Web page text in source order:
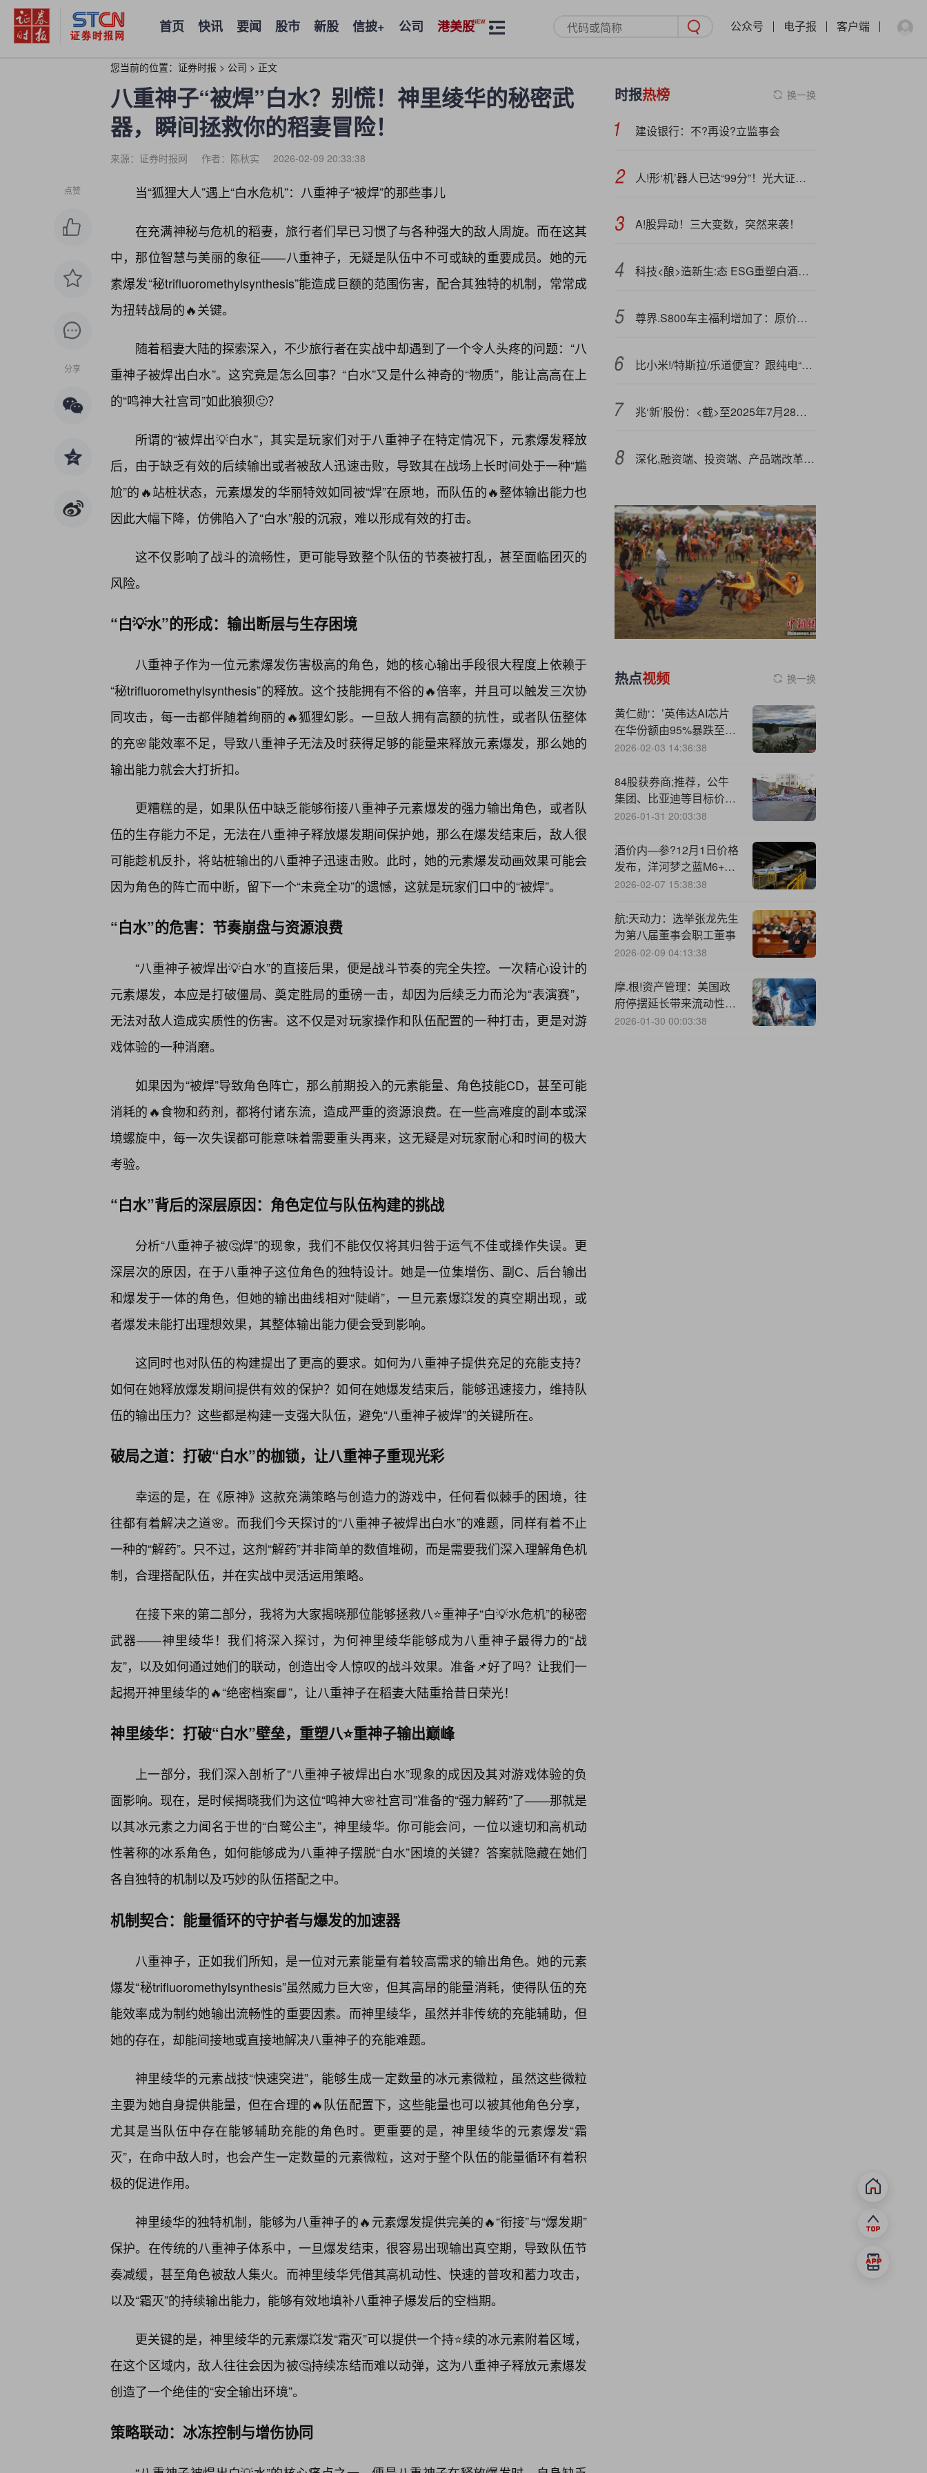
首页 快讯 要闻 股市 新股 信披+ 公司 港美股 公众号 电子报 客户端
您当前的位置： 证券时报 > 公司 > 正文
八重神子“被焊”白水？别慌！神里绫华的秘密武
器，瞬间拯救你的稻妻冒险！
来源：证券时报网 作者：陈秋实 2026-02-09 20:33:38
点赞
分享
当“狐狸大人”遇上“白水危机”：八重神子“被焊”的那些事儿
在充满神秘与危机的稻妻，旅行者们早已习惯了与各种强大的敌人周旋。而在这其
中，那位智慧与美丽的象征——八重神子，无疑是队伍中不可或缺的重要成员。她的元
素爆发“秘trifluoromethylsynthesis”能造成巨额的范围伤害，配合其独特的机制，常常成
为扭转战局的🔥关键。
随着稻妻大陆的探索深入，不少旅行者在实战中却遇到了一个令人头疼的问题：“八
重神子被焊出白水”。这究竟是怎么回事？“白水”又是什么神奇的“物质”，能让高高在上
的“鸣神大社宫司”如此狼狈🙂？
所谓的“被焊出💡白水”，其实是玩家们对于八重神子在特定情况下，元素爆发释放
后，由于缺乏有效的后续输出或者被敌人迅速击败，导致其在战场上长时间处于一种“尴
尬”的🔥站桩状态，元素爆发的华丽特效如同被“焊”在原地，而队伍的🔥整体输出能力也
因此大幅下降，仿佛陷入了“白水”般的沉寂，难以形成有效的打击。
这不仅影响了战斗的流畅性，更可能导致整个队伍的节奏被打乱，甚至面临团灭的
风险。
“白💡水”的形成：输出断层与生存困境
八重神子作为一位元素爆发伤害极高的角色，她的核心输出手段很大程度上依赖于
“秘trifluoromethylsynthesis”的释放。这个技能拥有不俗的🔥倍率，并且可以触发三次协
同攻击，每一击都伴随着绚丽的🔥狐狸幻影。一旦敌人拥有高额的抗性，或者队伍整体
的充🌸能效率不足，导致八重神子无法及时获得足够的能量来释放元素爆发，那么她的
输出能力就会大打折扣。
更糟糕的是，如果队伍中缺乏能够衔接八重神子元素爆发的强力输出角色，或者队
伍的生存能力不足，无法在八重神子释放爆发期间保护她，那么在爆发结束后，敌人很
可能趁机反扑，将站桩输出的八重神子迅速击败。此时，她的元素爆发动画效果可能会
因为角色的阵亡而中断，留下一个“未竟全功”的遗憾，这就是玩家们口中的“被焊”。
“白水”的危害：节奏崩盘与资源浪费
“八重神子被焊出💡白水”的直接后果，便是战斗节奏的完全失控。一次精心设计的
元素爆发，本应是打破僵局、奠定胜局的重磅一击，却因为后续乏力而沦为“表演赛”，
无法对敌人造成实质性的伤害。这不仅是对玩家操作和队伍配置的一种打击，更是对游
戏体验的一种消磨。
如果因为“被焊”导致角色阵亡，那么前期投入的元素能量、角色技能CD，甚至可能
消耗的🔥食物和药剂，都将付诸东流，造成严重的资源浪费。在一些高难度的副本或深
境螺旋中，每一次失误都可能意味着需要重头再来，这无疑是对玩家耐心和时间的极大
考验。
“白水”背后的深层原因：角色定位与队伍构建的挑战
分析“八重神子被🤔焊”的现象，我们不能仅仅将其归咎于运气不佳或操作失误。更
深层次的原因，在于八重神子这位角色的独特设计。她是一位集增伤、副C、后台输出
和爆发于一体的角色，但她的输出曲线相对“陡峭”，一旦元素爆💥发的真空期出现，或
者爆发未能打出理想效果，其整体输出能力便会受到影响。
这同时也对队伍的构建提出了更高的要求。如何为八重神子提供充足的充能支持？
如何在她释放爆发期间提供有效的保护？如何在她爆发结束后，能够迅速接力，维持队
伍的输出压力？这些都是构建一支强大队伍，避免“八重神子被焊”的关键所在。
破局之道：打破“白水”的枷锁，让八重神子重现光彩
幸运的是，在《原神》这款充满策略与创造力的游戏中，任何看似棘手的困境，往
往都有着解决之道🌸。而我们今天探讨的“八重神子被焊出白水”的难题，同样有着不止
一种的“解药”。只不过，这剂“解药”并非简单的数值堆砌，而是需要我们深入理解角色机
制，合理搭配队伍，并在实战中灵活运用策略。
在接下来的第二部分，我将为大家揭晓那位能够拯救八⭐重神子“白💡水危机”的秘密
武器——神里绫华！我们将深入探讨，为何神里绫华能够成为八重神子最得力的“战
友”，以及如何通过她们的联动，创造出令人惊叹的战斗效果。准备📌好了吗？让我们一
起揭开神里绫华的🔥“绝密档案📘”，让八重神子在稻妻大陆重拾昔日荣光！
神里绫华：打破“白水”壁垒，重塑八⭐重神子输出巅峰
上一部分，我们深入剖析了“八重神子被焊出白水”现象的成因及其对游戏体验的负
面影响。现在，是时候揭晓我们为这位“鸣神大🌸社宫司”准备的“强力解药”了——那就是
以其冰元素之力闻名于世的“白鹭公主”，神里绫华。你可能会问，一位以速切和高机动
性著称的冰系角色，如何能够成为八重神子摆脱“白水”困境的关键？答案就隐藏在她们
各自独特的机制以及巧妙的队伍搭配之中。
机制契合：能量循环的守护者与爆发的加速器
八重神子，正如我们所知，是一位对元素能量有着较高需求的输出角色。她的元素
爆发“秘trifluoromethylsynthesis”虽然威力巨大🌸，但其高昂的能量消耗，使得队伍的充
能效率成为制约她输出流畅性的重要因素。而神里绫华，虽然并非传统的充能辅助，但
她的存在，却能间接地或直接地解决八重神子的充能难题。
神里绫华的元素战技“快速突进”，能够生成一定数量的冰元素微粒，虽然这些微粒
主要为她自身提供能量，但在合理的🔥队伍配置下，这些能量也可以被其他角色分享，
尤其是当队伍中存在能够辅助充能的角色时。更重要的是，神里绫华的元素爆发“霜
灭”，在命中敌人时，也会产生一定数量的元素微粒，这对于整个队伍的能量循环有着积
极的促进作用。
神里绫华的独特机制，能够为八重神子的🔥元素爆发提供完美的🔥“衔接”与“爆发期”
保护。在传统的八重神子体系中，一旦爆发结束，很容易出现输出真空期，导致队伍节
奏减缓，甚至角色被敌人集火。而神里绫华凭借其高机动性、快速的普攻和蓄力攻击，
以及“霜灭”的持续输出能力，能够有效地填补八重神子爆发后的空档期。
更关键的是，神里绫华的元素爆💥发“霜灭”可以提供一个持⭐续的冰元素附着区域，
在这个区域内，敌人往往会因为被🤔持续冻结而难以动弹，这为八重神子释放元素爆发
创造了一个绝佳的“安全输出环境”。
策略联动：冰冻控制与增伤协同
时报热榜 换一换
建设银行：不?再设?立监事会
人!形‘机’器人已达“99分”！光大证券黄帅斌：明年迎产品与资本双重催化
A!股异动！三大变数，突然来袭！
科技<酿>造新生:态 ESG重塑白酒企业价值图谱
尊界.S800车主福利增加了：原价买首批华为Mate 80 RS等机型
比小米!/特斯拉/乐道便宜？跟纯电“大哥们”一决高下，月销万台稳了！
兆‘新’股份：<截>至2025年7月28日公司股东总户数为101449户
深化,融资端、投资端、产品端改革 三端协同发力 引领资本向“新”集聚
热点视频 换一换
黄仁勋‘：’英伟达AI芯片
在华份额由95%暴跌至
0%！
2026-02-03 14:36:38
84股获券商;推荐，公牛
集团、比亚迪等目标价涨
幅超50%
2026-01-31 20:03:38
酒价内—参?12月1日价格
发布，洋河梦之蓝M6+微
跌1元
2026-02-07 15:38:38
航:天动力：选举张龙先生
为第八届董事会职工董事
2026-02-09 04:13:38
摩.根!资产管理：美国政
府停摆延长带来流动性风
险，美股科技板块领跌
2026-01-30 00:03:38